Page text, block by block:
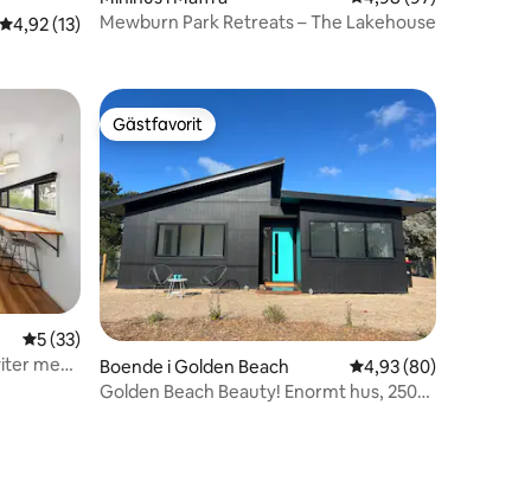
4,92 av 5 i genomsnittligt betyg, 13 omdömen
4,92 (13)
Mewburn Park Retreats – The Lakehouse
5 av 5 i genomsnittligt betyg, 33 omdömen
5 (33)
med
Gästfavorit
Gästfavorit
Boende i Golden Beach 4,93 av 5 i
4,93 (80)
Golden Beach Beauty! Enormt hus, 250